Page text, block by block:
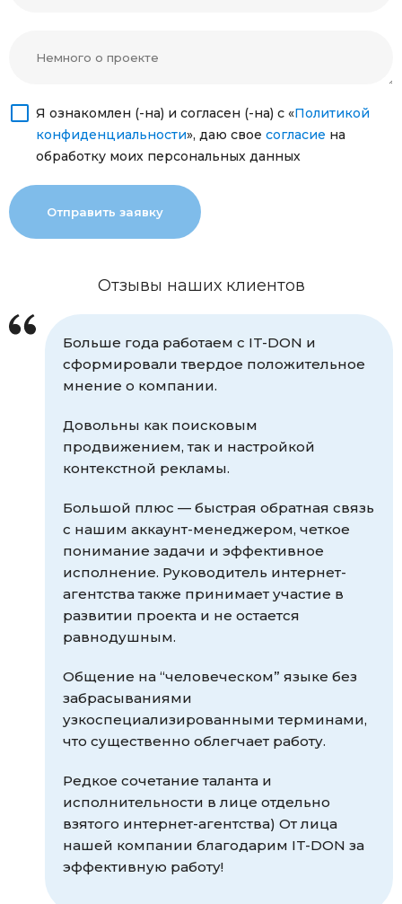
Я ознакомлен (-на) и согласен (-на) с «Политикой
конфиденциальности», даю свое согласие на
обработку моих персональных данных
Отзывы наших клиентов
Больше года работаем с IT-DON и
сформировали твердое положительное
мнение о компании.
Довольны как поисковым
продвижением, так и настройкой
контекстной рекламы.
Большой плюс — быстрая обратная связь
с нашим аккаунт-менеджером, четкое
понимание задачи и эффективное
исполнение. Руководитель интернет-
агентства также принимает участие в
развитии проекта и не остается
равнодушным.
Общение на “человеческом” языке без
забрасываниями
узкоспециализированными терминами,
что существенно облегчает работу.
Редкое сочетание таланта и
исполнительности в лице отдельно
взятого интернет-агентства) От лица
нашей компании благодарим IT-DON за
эффективную работу!